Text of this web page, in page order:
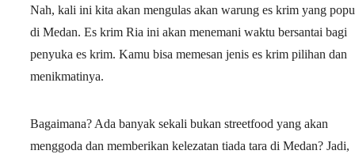
Nah, kali ini kita akan mengulas akan warung es krim yang
di Medan. Es krim Ria ini akan menemani waktu bersantai bagi
penyuka es krim. Kamu bisa memesan jenis es krim pilihan dan
menikmatinya.
Bagaimana? Ada banyak sekali bukan streetfood yang akan
menggoda dan memberikan kelezatan tiada tara di Medan? Jadi,